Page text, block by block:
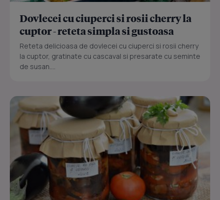
Dovlecei cu ciuperci si rosii cherry la
cuptor - reteta simpla si gustoasa
Reteta delicioasa de dovlecei cu ciuperci si rosii cherry
la cuptor, gratinate cu cascaval si presarate cu seminte
de susan....